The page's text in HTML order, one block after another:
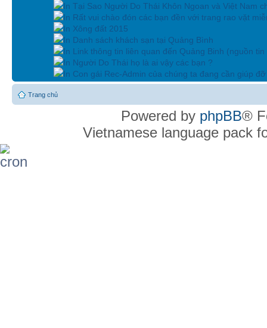
In Tại Sao Người Do Thái Khôn Ngoan và Việt Nam
In Rất vui chào đón các bạn đền với trang rao vặt
In Xông đất 2015
In Danh sách khách sạn tại Quảng Bình
In Link thông tin liên quan đến Quảng Binh (nguồn tin
In Người Do Thái họ là ai vậy các bạn ?
In Con gái Rec-Admin của chúng ta đang cần giúp
Trang chủ
Powered by phpBB®
Vietnamese language pack